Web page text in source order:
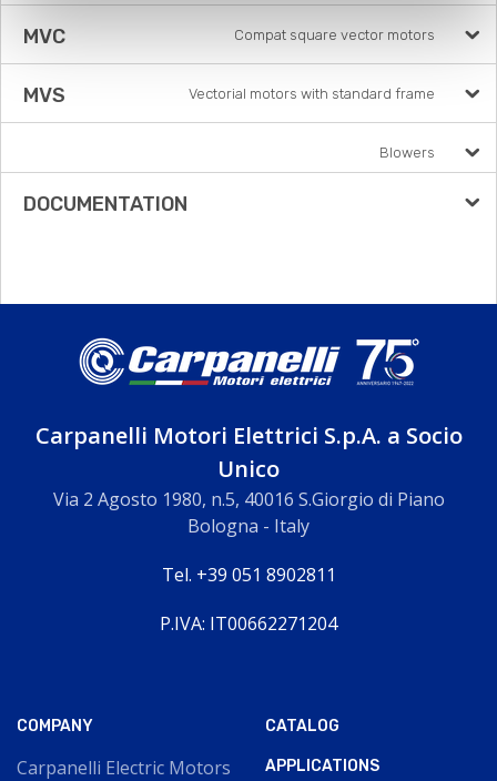
MVC Compat square vector motors
MVS Vectorial motors with standard frame
Blowers
DOCUMENTATION
Carpanelli Motori Elettrici S.p.A. a Socio
Unico
Via 2 Agosto 1980, n.5, 40016 S.Giorgio di Piano
Bologna - Italy
Tel. +39 051 8902811
P.IVA: IT00662271204
COMPANY
Carpanelli Electric Motors
CATALOG
APPLICATIONS